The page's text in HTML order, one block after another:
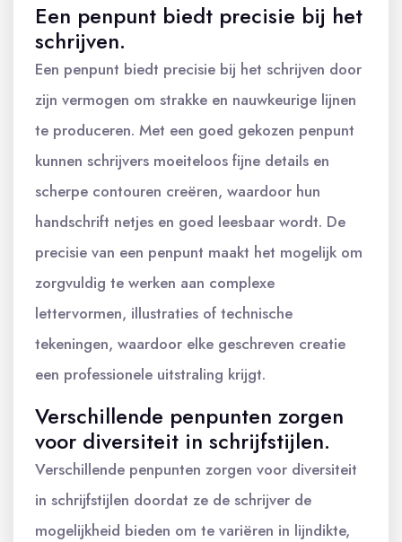
Een penpunt biedt precisie bij het
schrijven.
Een penpunt biedt precisie bij het schrijven door
zijn vermogen om strakke en nauwkeurige lijnen
te produceren. Met een goed gekozen penpunt
kunnen schrijvers moeiteloos fijne details en
scherpe contouren creëren, waardoor hun
handschrift netjes en goed leesbaar wordt. De
precisie van een penpunt maakt het mogelijk om
zorgvuldig te werken aan complexe
lettervormen, illustraties of technische
tekeningen, waardoor elke geschreven creatie
een professionele uitstraling krijgt.
Verschillende penpunten zorgen
voor diversiteit in schrijfstijlen.
Verschillende penpunten zorgen voor diversiteit
in schrijfstijlen doordat ze de schrijver de
mogelijkheid bieden om te variëren in lijndikte,